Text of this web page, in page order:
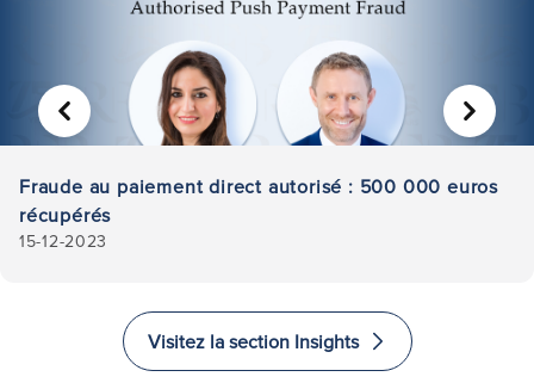
Fraude au paiement direct autorisé : 500 000 euros
récupérés
15-12-2023
PRÉCÉDENT
Visitez la section Insights